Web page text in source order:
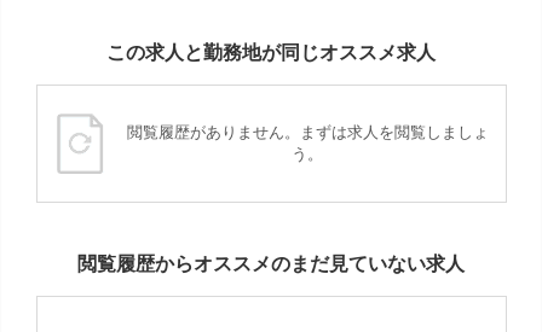
この求人と勤務地が同じオススメ求人
閲覧履歴がありません。まずは求人を閲覧しましょ
う。
閲覧履歴からオススメのまだ見ていない求人